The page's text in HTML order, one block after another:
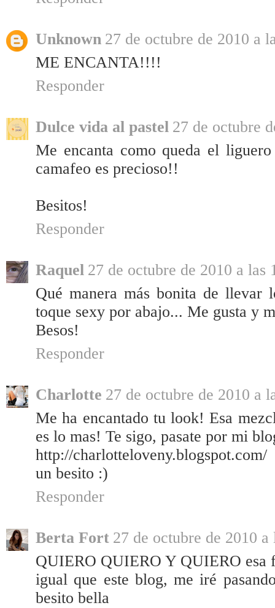
Unknown 27 de octubre de 2010 a
ME ENCANTA!!!!
Responder
Dulce vida al pastel 27 de octubre
Me encanta como queda el
camafeo es precioso!!
Besitos!
Responder
Raquel 27 de octubre de 2010 a las
Qué manera más bonita de llevar
toque sexy por abajo... Me gusta y
Besos!
Responder
Charlotte 27 de octubre de 2010 a
Me ha encantado tu look! Esa
es lo mas! Te sigo, pasate por mi
http://charlotteloveny.blogspot.com/
un besito :)
Responder
Berta Fort 27 de octubre de 2010 a
QUIERO QUIERO Y QUIERO esa
igual que este blog, me iré
besito bella